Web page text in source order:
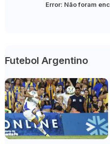
Error: Não foram
Futebol Argentino